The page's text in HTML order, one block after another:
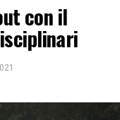
con il